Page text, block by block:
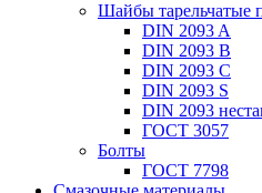
Шайбы тарельчатые
DIN 2093 A
DIN 2093 B
DIN 2093 C
DIN 2093 S
DIN 2093
ГОСТ 3057
Болты
ГОСТ 7798